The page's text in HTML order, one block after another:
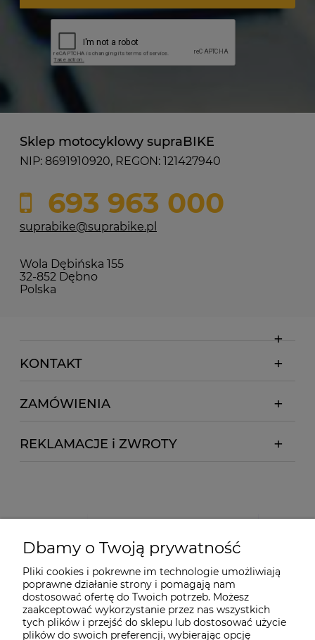
Sklep motocyklowy supraBIKE
NIP: 8691910920, REGON: 121427940
693 963 000
suprabike@suprabike.pl
Wola Dębińska 155
32-852 Dębno
Polska
KONTAKT
ZAMÓWIENIA
REKLAMACJE i ZWROTY
Dbamy o Twoją prywatność
Pliki cookies i pokrewne im technologie umożliwiają
poprawne działanie strony i pomagają nam
dostosować ofertę do Twoich potrzeb. Możesz
zaakceptować wykorzystanie przez nas wszystkich
tych plików i przejść do sklepu lub dostosować użycie
plików do swoich preferencji, wybierając opcję